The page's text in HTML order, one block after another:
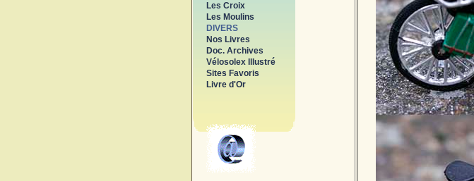
Les Croix
Les Moulins
DIVERS
Nos Livres
Doc. Archives
Vélosolex Illustré
Sites Favoris
Livre d'Or